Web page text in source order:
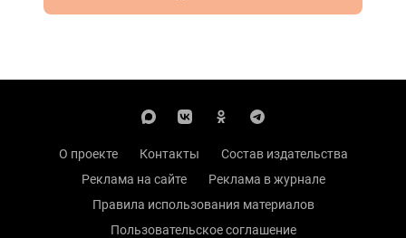
О проекте Контакты
Состав издательства
Реклама на сайте
Реклама в журнале
Правила использования материалов
Пользовательское соглашение